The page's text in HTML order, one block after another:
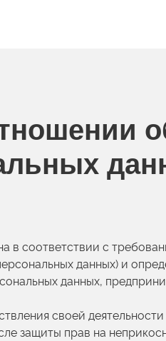
в соответствии с
данных) и
данных,
своей
защиты прав на